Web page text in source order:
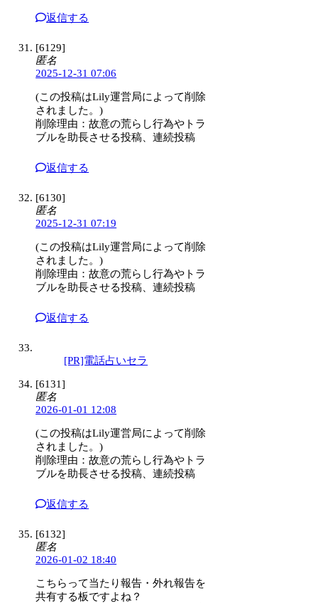
返信する
[6129]
匿名
2025-12-31 07:06
(この投稿はLily運営局によって削除
されました。)
削除理由：故意の荒らし行為やトラ
ブルを助長させる投稿、連続投稿
返信する
[6130]
匿名
2025-12-31 07:19
(この投稿はLily運営局によって削除
されました。)
削除理由：故意の荒らし行為やトラ
ブルを助長させる投稿、連続投稿
返信する
[PR]電話占いセラ
[6131]
匿名
2026-01-01 12:08
(この投稿はLily運営局によって削除
されました。)
削除理由：故意の荒らし行為やトラ
ブルを助長させる投稿、連続投稿
返信する
[6132]
匿名
2026-01-02 18:40
こちらって当たり報告・外れ報告を
共有する板ですよね？